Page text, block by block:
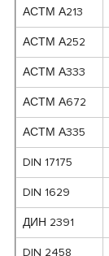
АСТМ А213
АСТМ А252
АСТМ А333
АСТМ А672
АСТМ А335
DIN 17175
DIN 1629
ДИН 2391
DIN 2458